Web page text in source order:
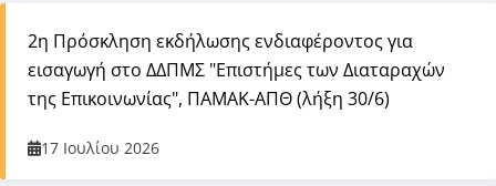
2η Πρόσκληση εκδήλωσης ενδιαφέροντος για
εισαγωγή στο ΔΔΠΜΣ "Επιστήμες των Διαταραχών
της Επικοινωνίας", ΠΑΜΑΚ-ΑΠΘ (λήξη 30/6)
17 Ιουλίου 2026